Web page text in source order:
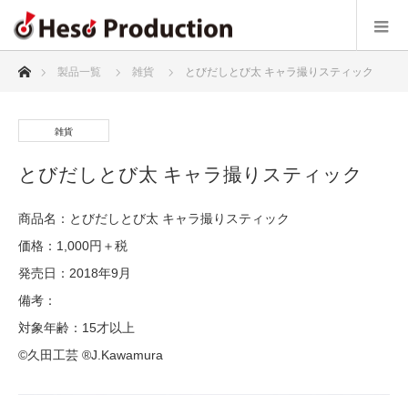
ホーム製品一覧 雑貨 とびだしとび太 キャラ撮りスティック
雑貨
とびだしとび太 キャラ撮りスティック
商品名：とびだしとび太 キャラ撮りスティック
価格：1,000円＋税
発売日：2018年9月
備考：
対象年齢：15才以上
©久田工芸 ®J.Kawamura